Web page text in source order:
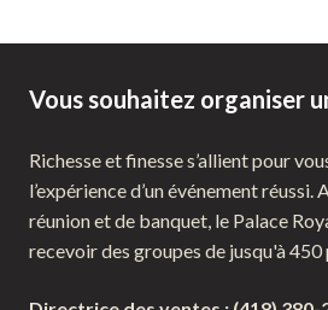
Vous souhaitez organiser
Richesse et finesse s’allient pour
l’expérience d’un événement réussi.
réunion et de banquet, le Palace
recevoir des groupes de jusqu'à 450